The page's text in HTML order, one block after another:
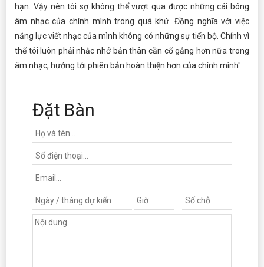
hạn. Vậy nên tôi sợ không thể vượt qua được những cái bóng
âm nhạc của chính mình trong quá khứ. Đồng nghĩa với việc
năng lực viết nhạc của mình không có những sự tiến bộ. Chính vì
thế tôi luôn phải nhắc nhở bản thân cần cố gắng hơn nữa trong
âm nhạc, hướng tới phiên bản hoàn thiện hơn của chính mình".
Đặt Bàn